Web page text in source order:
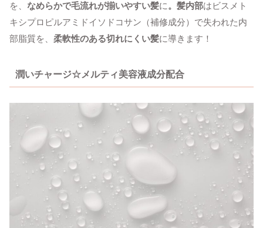
を、 なめらかで毛流れが揃いやすい髪に。髪内部はビスメト
キシプロピルアミドイソドコサン（補修成分）で失われた内
部脂質を、 柔軟性のある切れにくい髪に導きます！
潤いチャージ☆メルティ美容液成分配合